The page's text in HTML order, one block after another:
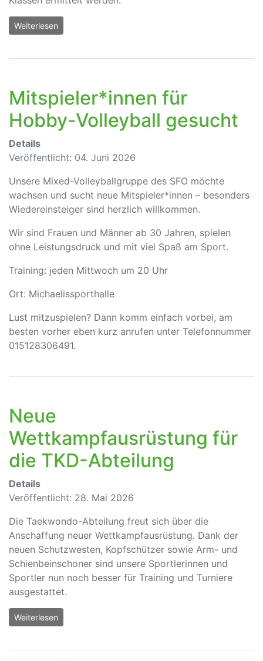
Weiterlesen
Mitspieler*innen für
Hobby-Volleyball gesucht
Details
Veröffentlicht: 04. Juni 2026
Unsere Mixed-Volleyballgruppe des SFO möchte
wachsen und sucht neue Mitspieler*innen – besonders
Wiedereinsteiger sind herzlich willkommen.
Wir sind Frauen und Männer ab 30 Jahren, spielen
ohne Leistungsdruck und mit viel Spaß am Sport.
Training: jeden Mittwoch um 20 Uhr
Ort: Michaelissporthalle
Lust mitzuspielen? Dann komm einfach vorbei, am
besten vorher eben kurz anrufen unter Telefonnummer
015128306491.
Neue
Wettkampfausrüstung für
die TKD-Abteilung
Details
Veröffentlicht: 28. Mai 2026
Die Taekwondo-Abteilung freut sich über die
Anschaffung neuer Wettkampfausrüstung. Dank der
neuen Schutzwesten, Kopfschützer sowie Arm- und
Schienbeinschoner sind unsere Sportlerinnen und
Sportler nun noch besser für Training und Turniere
ausgestattet.
Weiterlesen